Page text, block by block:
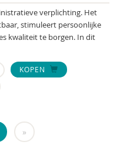
m.m.v. Stichting
verplichting. Het
stimuleert persoonlijke
kwaliteit te borgen. In dit
KOPEN
»